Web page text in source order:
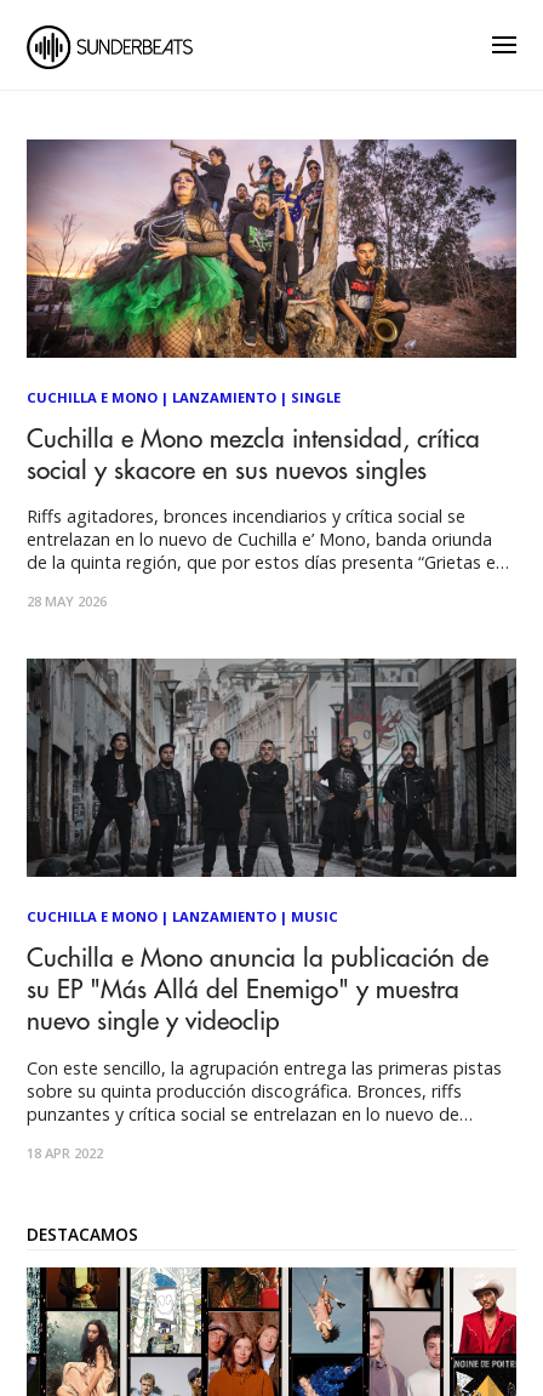
CUCHILLA E MONO | LANZAMIENTO | SINGLE
Cuchilla e Mono mezcla intensidad, crítica
social y skacore en sus nuevos singles
Riffs agitadores, bronces incendiarios y crítica social se
entrelazan en lo nuevo de Cuchilla e’ Mono, banda oriunda
de la quinta región, que por estos días presenta “Grietas en
realzan la intensidad y el carácter frenético de su propuesta.
28 MAY 2026
CUCHILLA E MONO | LANZAMIENTO | MUSIC
Cuchilla e Mono anuncia la publicación de
su EP "Más Allá del Enemigo" y muestra
nuevo single y videoclip
Con este sencillo, la agrupación entrega las primeras pistas
sobre su quinta producción discográfica. Bronces, riffs
punzantes y crítica social se entrelazan en lo nuevo de
estos días muestra su nuevo single “Más allá del enemigo”,
18 APR 2022
DESTACAMOS